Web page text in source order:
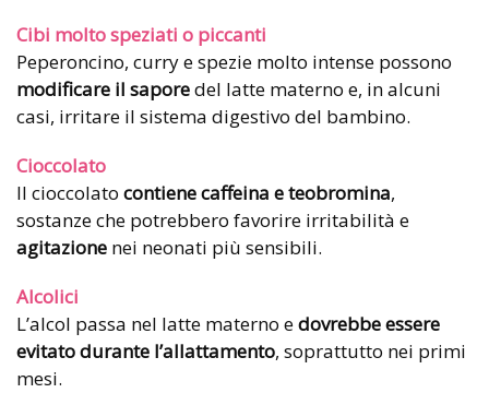
Cibi molto speziati o piccanti
Peperoncino, curry e spezie molto intense possono
modificare il saporedel latte materno e, in alcuni
casi, irritare il sistema digestivo del bambino.
Cioccolato
Il cioccolato contiene caffeina e teobromina,
sostanze che potrebbero favorire irritabilità e
agitazione nei neonati più sensibili.
Alcolici
L’alcol passa nel latte materno edovrebbe essere
evitato durante l’allattamento, soprattutto nei primi
mesi.